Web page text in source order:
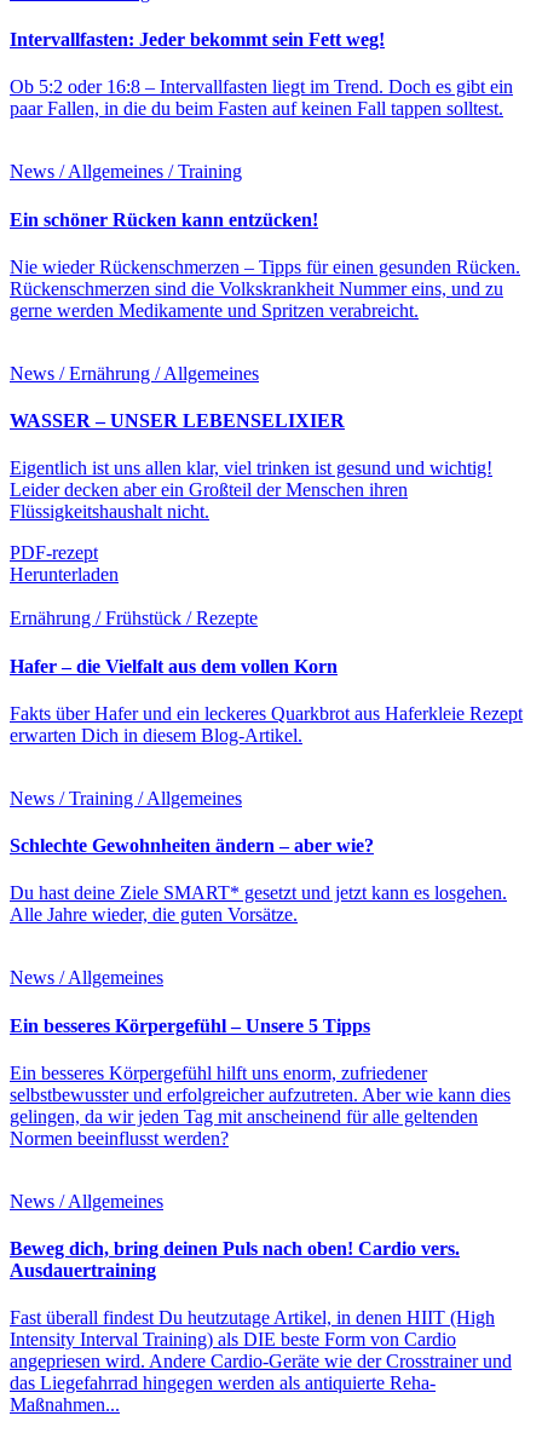
Intervallfasten: Jeder bekommt sein Fett weg!
Ob 5:2 oder 16:8 – Intervallfasten liegt im Trend. Doch es gibt ein
paar Fallen, in die du beim Fasten auf keinen Fall tappen solltest.
News / Allgemeines / Training
Ein schöner Rücken kann entzücken!
Nie wieder Rückenschmerzen – Tipps für einen gesunden Rücken.
Rückenschmerzen sind die Volkskrankheit Nummer eins, und zu
gerne werden Medikamente und Spritzen verabreicht.
News / Ernährung / Allgemeines
WASSER – UNSER LEBENSELIXIER
Eigentlich ist uns allen klar, viel trinken ist gesund und wichtig!
Leider decken aber ein Großteil der Menschen ihren
Flüssigkeitshaushalt nicht.
PDF-rezept
Herunterladen
Ernährung / Frühstück / Rezepte
Hafer – die Vielfalt aus dem vollen Korn
Fakts über Hafer und ein leckeres Quarkbrot aus Haferkleie Rezept
erwarten Dich in diesem Blog-Artikel.
News / Training / Allgemeines
Schlechte Gewohnheiten ändern – aber wie?
Du hast deine Ziele SMART* gesetzt und jetzt kann es losgehen.
Alle Jahre wieder, die guten Vorsätze.
News / Allgemeines
Ein besseres Körpergefühl – Unsere 5 Tipps
Ein besseres Körpergefühl hilft uns enorm, zufriedener
selbstbewusster und erfolgreicher aufzutreten. Aber wie kann dies
gelingen, da wir jeden Tag mit anscheinend für alle geltenden
Normen beeinflusst werden?
News / Allgemeines
Beweg dich, bring deinen Puls nach oben! Cardio vers.
Ausdauertraining
Fast überall findest Du heutzutage Artikel, in denen HIIT (High
Intensity Interval Training) als DIE beste Form von Cardio
angepriesen wird. Andere Cardio-Geräte wie der Crosstrainer und
das Liegefahrrad hingegen werden als antiquierte Reha-
Maßnahmen...